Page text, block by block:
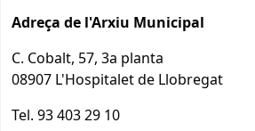
Adreça de l'Arxiu Municipal
C. Cobalt, 57, 3a planta
08907 L'Hospitalet de Llobregat
Tel. 93 403 29 10